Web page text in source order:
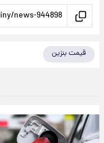
قیمت بنزین